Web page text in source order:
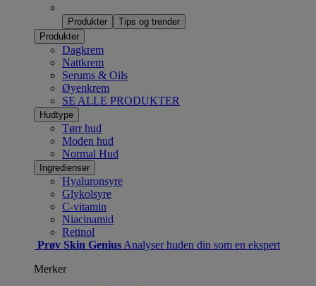
Produkter
Tips og trender
Produkter
Dagkrem
Nattkrem
Serums & Oils
Øyenkrem
SE ALLE PRODUKTER
Hudtype
Tørr hud
Moden hud
Normal Hud
Ingredienser
Hyaluronsyre
Glykolsyre
C-vitamin
Niacinamid
Retinol
Prøv Skin Genius Analyser huden din som en ekspert
Merker